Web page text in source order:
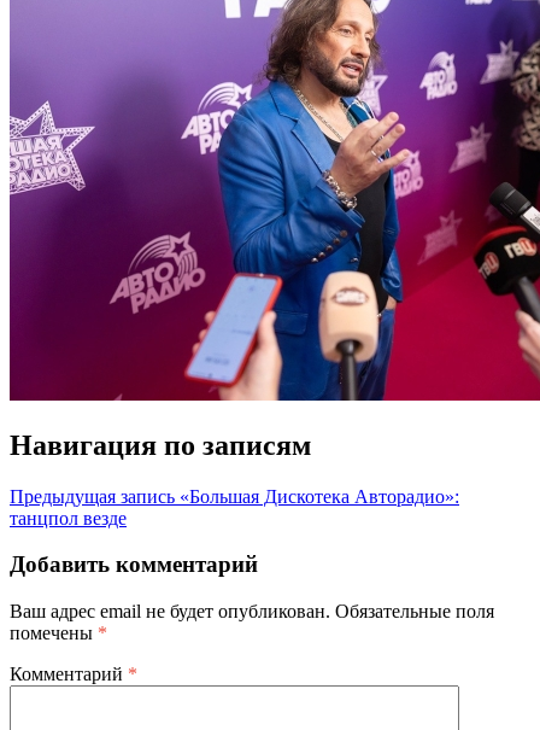
Навигация по записям
Предыдущая запись «Большая Дискотека Авторадио»:
танцпол везде
Добавить комментарий
Ваш адрес email не будет опубликован. Обязательные поля
помечены *
Комментарий *